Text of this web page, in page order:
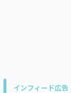
インフィード広告